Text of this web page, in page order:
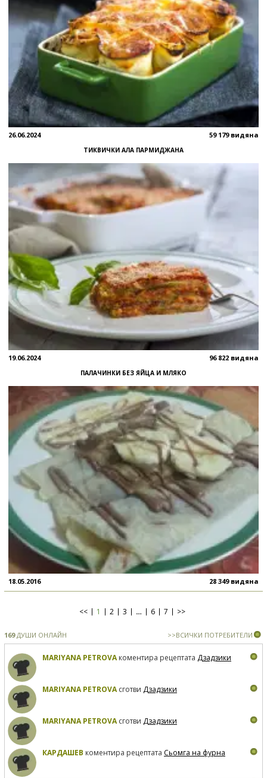
26.06.2024 59 179 видяна
ТИКВИЧКИ АЛА ПАРМИДЖАНА
19.06.2024 96 822 видяна
ПАЛАЧИНКИ БЕЗ ЯЙЦА И МЛЯКО
18.05.2016 28 349 видяна
<< 1 2 3 … 6 7 >>
169ДУШИ ОНЛАЙН >>ВСИЧКИ ПОТРЕБИТЕЛИ
MARIYANA PETROVAкоментира рецептата Дзадзики
MARIYANA PETROVAсготви Дзадзики
MARIYANA PETROVAсготви Дзадзики
КАРДАШЕВ коментира рецептата Сьомга на фурна